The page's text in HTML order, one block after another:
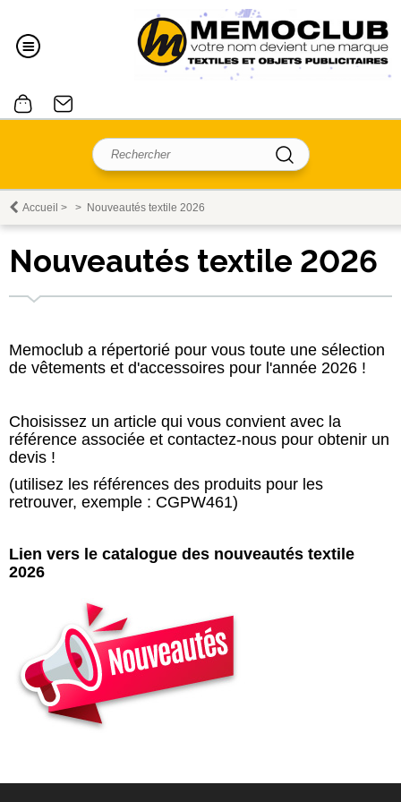
Accueil > > Nouveautés textile 2026
Nouveautés textile 2026
Memoclub a répertorié pour vous toute une sélection
de vêtements et d'accessoires pour l'année 2026 !
Choisissez un article qui vous convient avec la
référence associée et contactez-nous pour obtenir un
devis !
(utilisez les références des produits pour les
retrouver, exemple : CGPW461)
Lien vers le catalogue des nouveautés textile
2026